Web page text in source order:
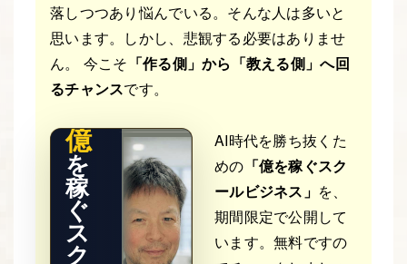
落しつつあり悩んでいる。そんな人は多いと
思います。しかし、悲観する必要はありませ
ん。 今こそ 「作る側」から「教える側」へ回
るチャンスです。
AL STO
億
を
稼
ぐ
ス
ク
AI時代を勝ち抜くた
めの 「億を稼ぐスク
ールビジネス」 を、
期間限定で公開して
います。無料ですの